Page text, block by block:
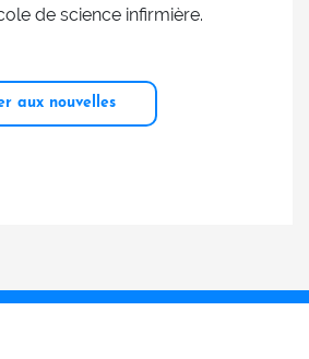
de science infirmière.
aux nouvelles